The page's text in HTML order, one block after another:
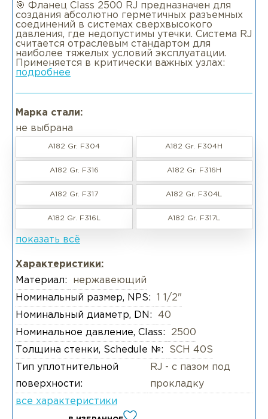
🎯 Фланец Class 2500 RJ предназначен для
создания абсолютно герметичных разъемных
соединений в системах сверхвысокого
давления, где недопустимы утечки. Система RJ
считается отраслевым стандартом для
наиболее тяжелых условий эксплуатации.
Применяется в критически важных узлах:
подробнее
Марка стали:
не выбрана
A182 Gr. F304 A182 Gr. F304H
A182 Gr. F316 A182 Gr. F316H
A182 Gr. F317 A182 Gr. F304L
A182 Gr. F316L A182 Gr. F317L
показать всё
Характеристики:
Материал:
нержавеющий
Номинальный размер, NPS:
1 1/2"
Номинальный диаметр, DN:
40
Номинальное давление, Class:
2500
Толщина стенки, Schedule №:
SCH 40S
Тип уплотнительной
поверхности:
RJ - с пазом под
прокладку
все характеристики